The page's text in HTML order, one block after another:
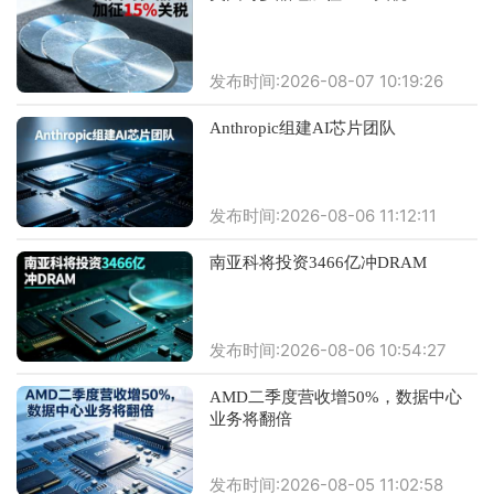
发布时间:2026-08-07 10:19:26
Anthropic组建AI芯片团队
发布时间:2026-08-06 11:12:11
南亚科将投资3466亿冲DRAM
发布时间:2026-08-06 10:54:27
AMD二季度营收增50%，数据中心
业务将翻倍
发布时间:2026-08-05 11:02:58